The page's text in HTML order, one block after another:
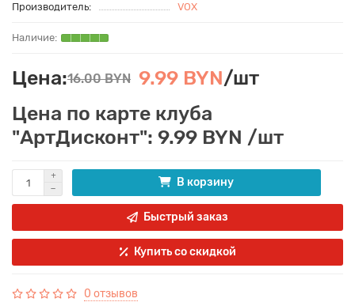
Производитель:
VOX
Цена:16.00 BYN 9.99 BYN/шт
Цена по карте клуба
"АртДисконт": 9.99 BYN /шт
В корзину
Быстрый заказ
Купить со скидкой
0 отзывов